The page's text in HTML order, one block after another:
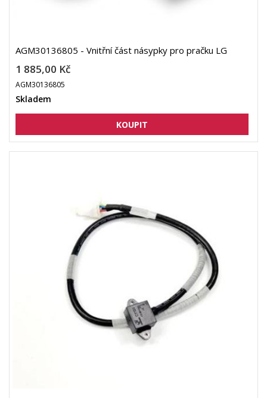
AGM30136805 - Vnitřní část násypky pro pračku LG
1 885,00 Kč
AGM30136805
Skladem